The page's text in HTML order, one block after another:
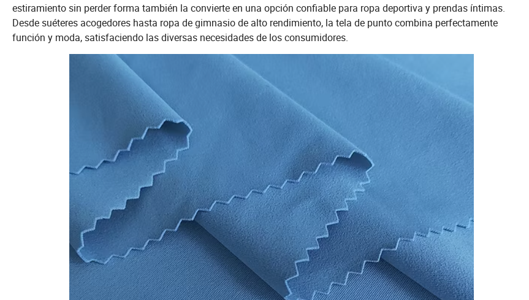
estiramiento sin perder forma también la convierte en una opción confiable para ropa deportiva y prendas íntimas.
Desde suéteres acogedores hasta ropa de gimnasio de alto rendimiento, la tela de punto combina perfectamente
función y moda, satisfaciendo las diversas necesidades de los consumidores.